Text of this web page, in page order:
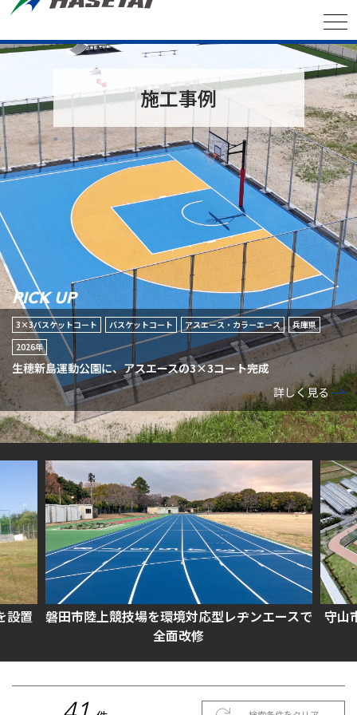
施工事例
PICK UP
3×3バスケットコート バスケットコート アスエース・カラーエース
兵庫県
2026年
生穂新島運動公園に、アスエースの3×3コート完成
詳しく見る
設置
磐田市陸上競技場を環境対応型レヂンエースで
全面改修
守山